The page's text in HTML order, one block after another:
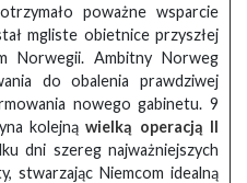
poważne wsparcie
mgliste obietnice przyszłej
Norwegii. Ambitny Norweg
do obalenia prawdziwej
nowego gabinetu. 9
kolejnąwielką operacją II
dni szereg najważniejszych
stwarzając Niemcom idealną